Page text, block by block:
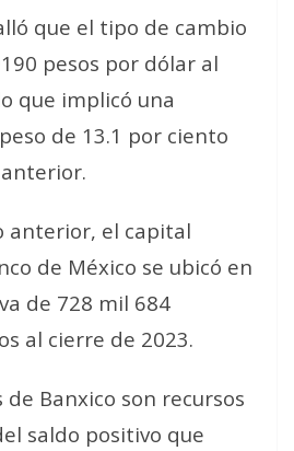
que el tipo de cambio
pesos por dólar al
que implicó una
de 13.1 por ciento
anterior, el capital
de México se ubicó en
de 728 mil 684
al cierre de 2023.
Banxico son recursos
saldo positivo que